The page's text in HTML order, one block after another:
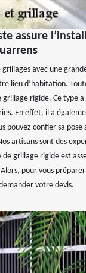
assure
grillages avec une
lieu d’habitation.
grillage rigide. Ce type
En effet, il a
pouvez confier sa pose
artisans sont des
de grillage rigide est
pour vous
votre devis.